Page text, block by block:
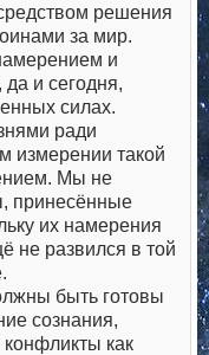
решения
за мир.
и
и сегодня,
силах.
ради
измерении такой
Мы не
принесённые
их намерения
не развился в той
быть готовы
сознания,
как